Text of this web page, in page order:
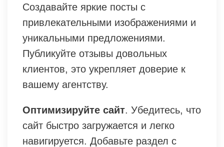
Создавайте яркие посты с
привлекательными изображениями и
уникальными предложениями.
Публикуйте отзывы довольных
клиентов, это укрепляет доверие к
вашему агентству.
Оптимизируйте сайт. Убедитесь, что
сайт быстро загружается и легко
навигируется. Добавьте раздел с